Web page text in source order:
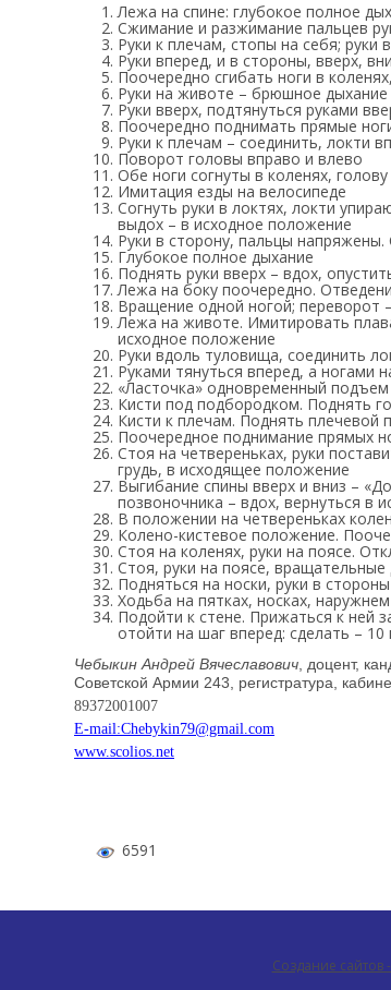
Лежа на спине: глубокое полное
Сжимание и разжимание пальцев
Руки к плечам, стопы на себя; руки
Руки вперед, и в стороны, вверх,
Поочередно сгибать ноги в
Руки на животе – брюшное дыхание
Руки вверх, подтянуться руками
Поочередно поднимать прямые
Руки к плечам – соединить, локти
Поворот головы вправо и влево
Обе ноги согнуты в коленях,
Имитация езды на велосипеде
Согнуть руки в локтях, локти
выдох – в исходное положение
Руки в сторону, пальцы
Глубокое полное дыхание
Поднять руки вверх – вдох,
Лежа на боку поочередно.
Вращение одной ногой; переворот
Лежа на животе. Имитировать
исходное положение
Руки вдоль туловища, соединить
Руками тянуться вперед, а ногами
«Ласточка» одновременный
Кисти под подбородком. Поднять
Кисти к плечам. Поднять плечевой
Поочередное поднимание прямых
Стоя на четвереньках, руки
грудь, в исходящее положение
Выгибание спины вверх и вниз –
позвоночника – вдох, вернуться в
В положении на четвереньках
Колено-кистевое положение.
Стоя на коленях, руки на поясе.
Стоя, руки на поясе,
Подняться на носки, руки в
Ходьба на пятках, носках,
Подойти к стене. Прижаться к ней
отойти на шаг вперед: сделать –
Чебыкин Андрей Вячеславович , доцент,
Советской Армии 243, регистратура,
89372001007
E-mail:Chebykin79@gmail.com
www.scolios.net
6591
Создание сайтов